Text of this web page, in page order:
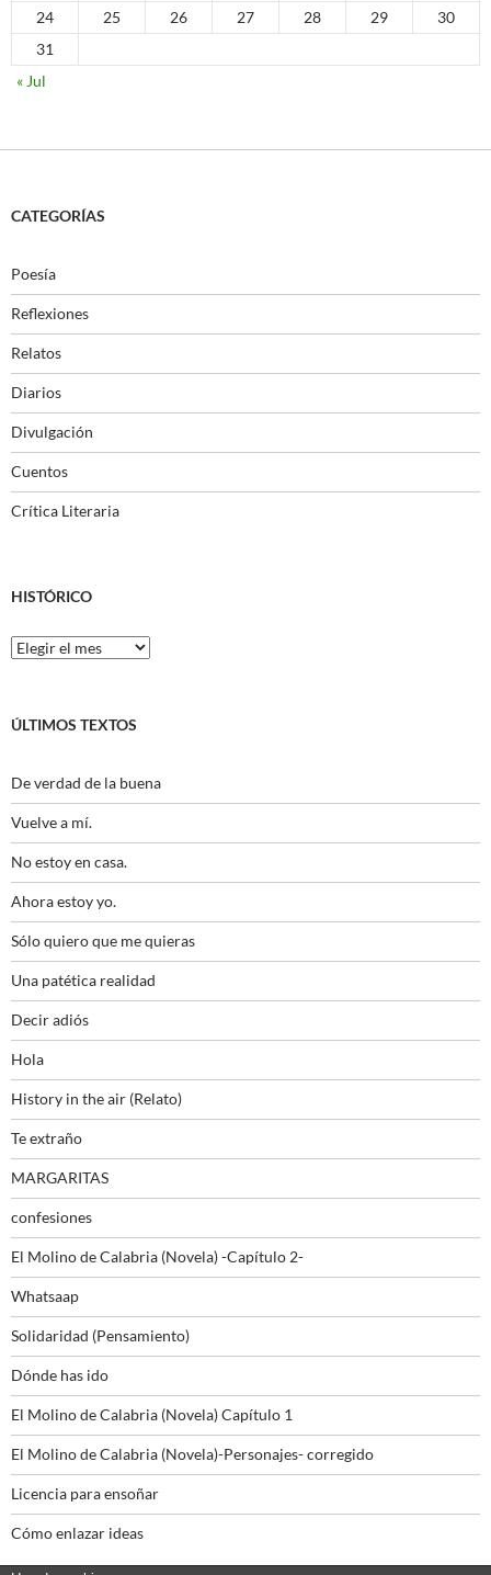
24
25 26 27 28 29
30
31
« Jul
CATEGORÍAS
Poesía
Reflexiones
Relatos
Diarios
Divulgación
Cuentos
Crítica Literaria
HISTÓRICO
Histórico
ÚLTIMOS TEXTOS
De verdad de la buena
Vuelve a mí.
No estoy en casa.
Ahora estoy yo.
Sólo quiero que me quieras
Una patética realidad
Decir adiós
Hola
History in the air (Relato)
Te extraño
MARGARITAS
confesiones
El Molino de Calabria (Novela) -Capítulo 2-
Whatsaap
Solidaridad (Pensamiento)
Dónde has ido
El Molino de Calabria (Novela) Capítulo 1
El Molino de Calabria (Novela)-Personajes- corregido
Licencia para ensoñar
Cómo enlazar ideas